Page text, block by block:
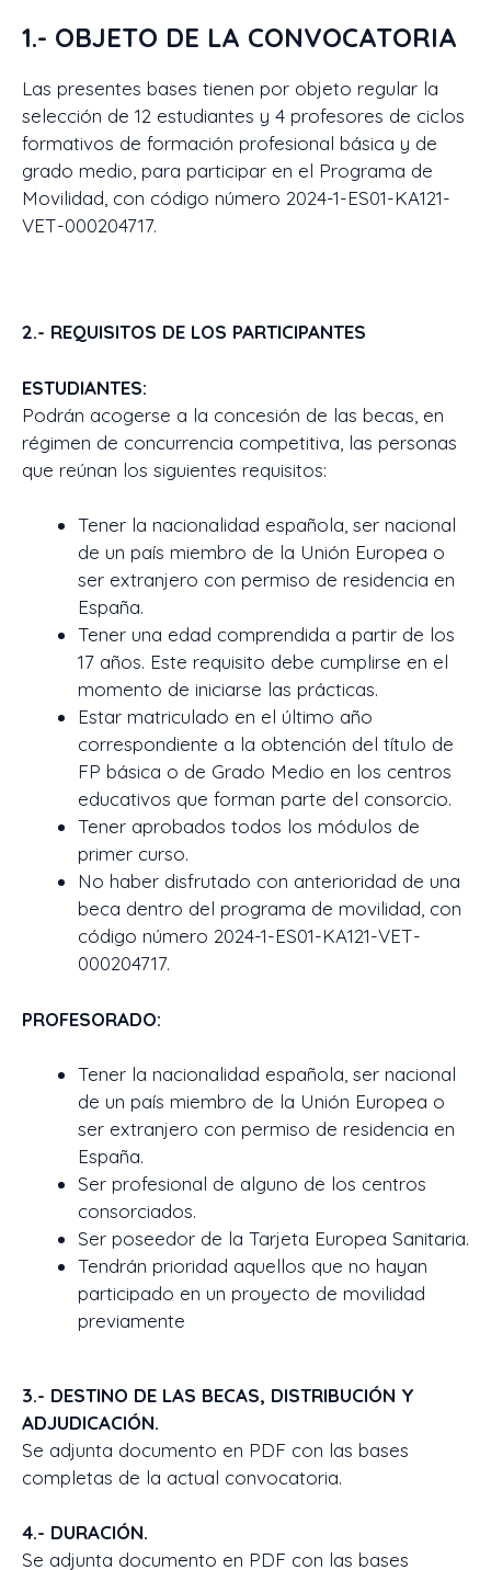
1.- OBJETO DE LA CONVOCATORIA
Las presentes bases tienen por objeto regular la
selección de 12 estudiantes y 4 profesores de ciclos
formativos de formación profesional básica y de
grado medio, para participar en el Programa de
Movilidad, con código número 2024-1-ES01-KA121-
VET-000204717.
2.- REQUISITOS DE LOS PARTICIPANTES
ESTUDIANTES:
Podrán acogerse a la concesión de las becas, en
régimen de concurrencia competitiva, las personas
que reúnan los siguientes requisitos:
Tener la nacionalidad española, ser nacional
de un país miembro de la Unión Europea o
ser extranjero con permiso de residencia en
España.
Tener una edad comprendida a partir de los
17 años. Este requisito debe cumplirse en el
momento de iniciarse las prácticas.
Estar matriculado en el último año
correspondiente a la obtención del título de
FP básica o de Grado Medio en los centros
educativos que forman parte del consorcio.
Tener aprobados todos los módulos de
primer curso.
No haber disfrutado con anterioridad de una
beca dentro del programa de movilidad, con
código número 2024-1-ES01-KA121-VET-
000204717.
PROFESORADO:
Tener la nacionalidad española, ser nacional
de un país miembro de la Unión Europea o
ser extranjero con permiso de residencia en
España.
Ser profesional de alguno de los centros
consorciados.
Ser poseedor de la Tarjeta Europea Sanitaria.
Tendrán prioridad aquellos que no hayan
participado en un proyecto de movilidad
previamente
3.- DESTINO DE LAS BECAS, DISTRIBUCIÓN Y
ADJUDICACIÓN.
Se adjunta documento en PDF con las bases
completas de la actual convocatoria.
4.- DURACIÓN.
Se adjunta documento en PDF con las bases